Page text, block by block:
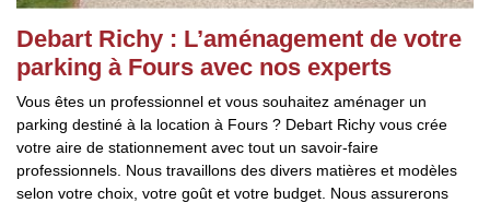
Debart Richy : L’aménagement de votre
parking à Fours avec nos experts
Vous êtes un professionnel et vous souhaitez aménager un
parking destiné à la location à Fours ? Debart Richy vous crée
votre aire de stationnement avec tout un savoir-faire
professionnels. Nous travaillons des divers matières et modèles
selon votre choix, votre goût et votre budget. Nous assurerons